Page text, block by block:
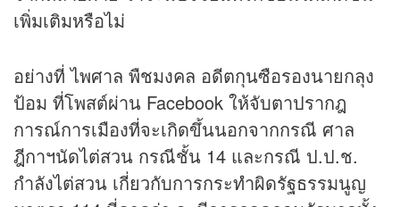
เพิ่มเติมหรือไม่
อย่างที่ ไพศาล พืชมงคล อดีตกุนซือรองนายกลุง
ป้อม ที่โพสต์ผ่าน Facebook ให้จับตาปรากฎ
การณ์การเมืองที่จะเกิดขึ้นนอกจากกรณี ศาล
ฎีกาฯนัดไต่สวน กรณีชั้น 14 และกรณี ป.ป.ช.
กำลังไต่สวน เกี่ยวกับการกระทำผิดรัฐธรรมนูญ